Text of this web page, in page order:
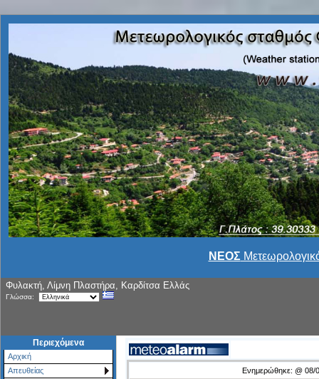
ΝΕΟΣ
Φυλακτή, Λίμνη Πλαστήρα, Καρδίτσα Ελλάς
Γλώσσα:
Περιεχόμενα
Αρχική
Απευθείας
Ενημερώθηκε: @ 08/